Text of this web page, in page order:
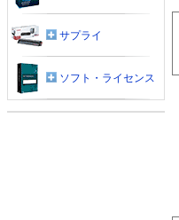
サプライ
ソフト・ライセンス